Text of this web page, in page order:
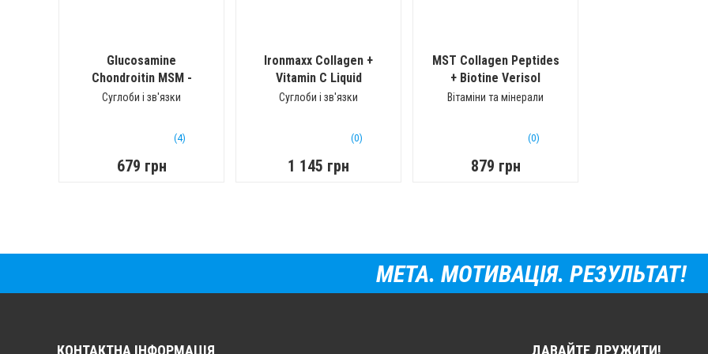
Glucosamine
Chondroitin MSM -
Double Strength
Суглоби і зв'язки
(4)
679 грн
Ironmaxx Collagen +
Vitamin C Liquid
(1000 мл)
Суглоби і зв'язки
(0)
1 145 грн
MST Collagen Peptides
+ Biotine Verisol
(500 мл)
Вітаміни та мінерали
(0)
879 грн
МЕТА. МОТИВАЦІЯ. РЕЗУЛЬТАТ!
КОНТАКТНА ІНФОРМАЦІЯ ДАВАЙТЕ ДРУЖИТИ!